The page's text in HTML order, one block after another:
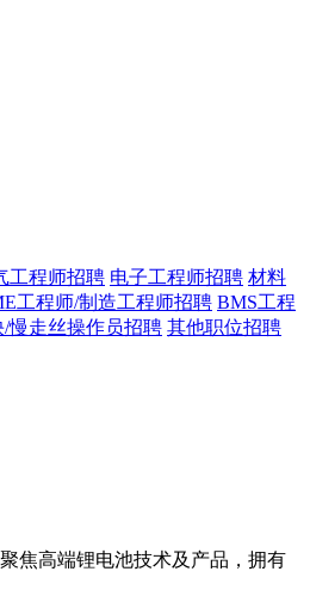
工程师招聘 电子工程师招聘 材料
工程师/制造工程师招聘 BMS工程
/慢走丝操作员招聘 其他职位招聘
焦高端锂电池技术及产品，拥有